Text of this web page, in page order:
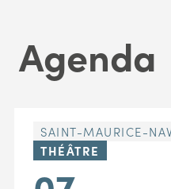
Agenda
SAINT-MAURICE-
THÉÂTRE